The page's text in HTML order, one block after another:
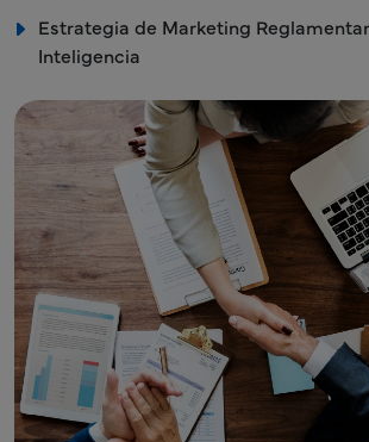
Estrategia de Marketing
Inteligencia